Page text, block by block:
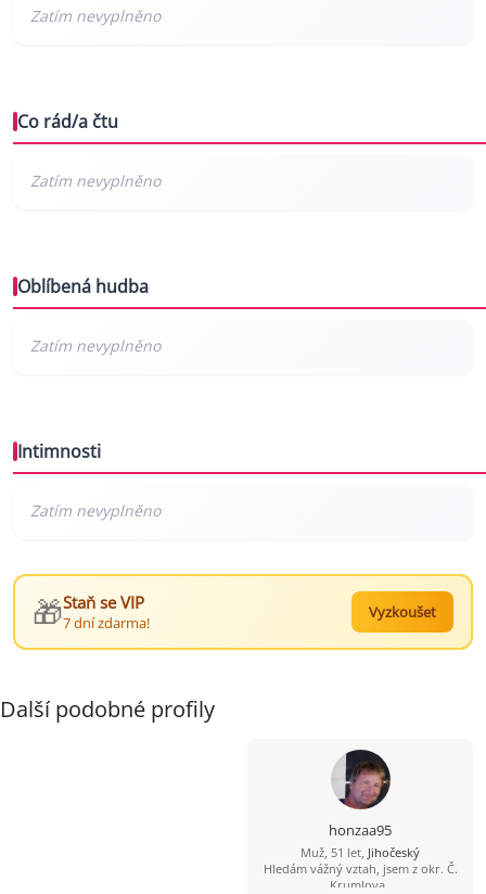
Co rád/a čtu
Oblíbená hudba
Intimnosti
🎁Staň se VIP
7 dní zdarma!
Vyzkoušet
Další podobné profily
honzaa95
Muž, 51 let, Jihočeský
Hledám vážný vztah, jsem z okr. Č.
Krumlova,.